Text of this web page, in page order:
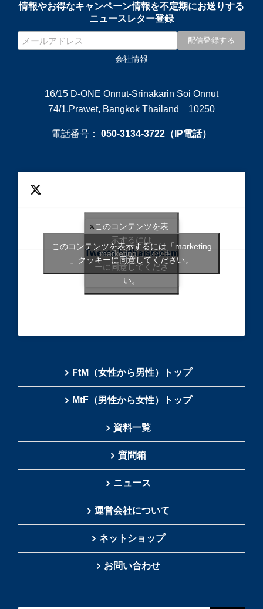
情報やお得なキャンペーン情報を不定期にお送りする
ニュースレター登録
会社情報
16/15 D-ONE Onnut-Srinakarin Soi Onnut
74/1,Prawet, Bangkok Thailand 10250
電話番号： 050-3134-3722（IP電話）
Tweets bythaisrscom
このコンテンツを表
示するには
「marketing 」クッキ
ーに同意してくださ
い。
このコンテンツを表示するには「marketing
」クッキーに同意してください。
FtM（女性から男性）トップ
MtF（男性から女性）トップ
資料一覧
質問箱
ニュース
運営会社について
ネットショップ
お問い合わせ